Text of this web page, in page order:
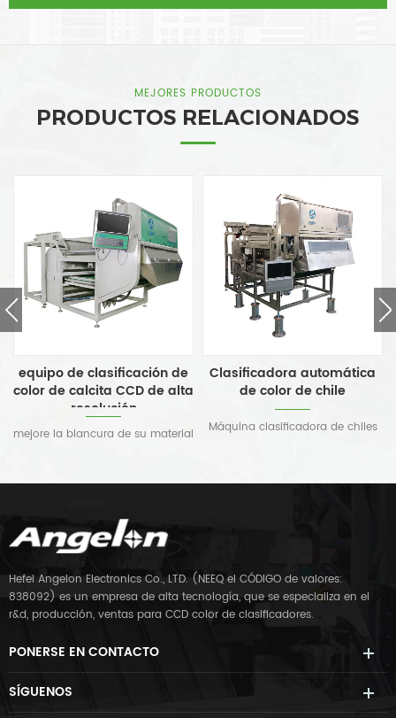
MEJORES PRODUCTOS
PRODUCTOS RELACIONADOS
de clasificación de
de calcita CCD de alta
resolución
la blancura de su material
Clasificadora automática
de color de chile
Máquina clasificadora de chiles
ultraestable para sus
clasificar su chile con mayor
eficiencia y facilidad. Con una
interfaz fácil de usar, esta
máquina es perfecta tanto 7
El
Hefei Angelon Electronics Co., LTD. (NEEQ el CÓDIGO de valores:
838092) es un empresa de alta tecnología, que se especializa en el
r&d, producción, ventas para CCD color de clasificadores.
PONERSE EN CONTACTO
SÍGUENOS